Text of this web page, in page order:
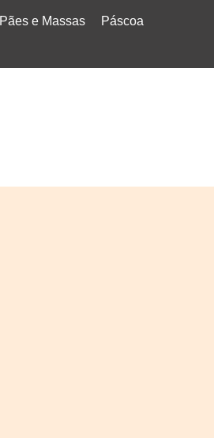
Pães e Massas
Páscoa